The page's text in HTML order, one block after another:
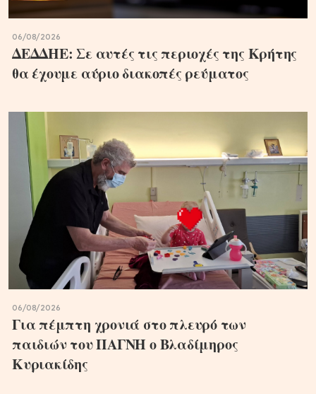
06/08/2026
ΔΕΔΔΗΕ: Σε αυτές τις περιοχές της Κρήτης
θα έχουμε αύριο διακοπές ρεύματος
06/08/2026
Για πέμπτη χρονιά στο πλευρό των
παιδιών του ΠΑΓΝΗ ο Βλαδίμηρος
Κυριακίδης